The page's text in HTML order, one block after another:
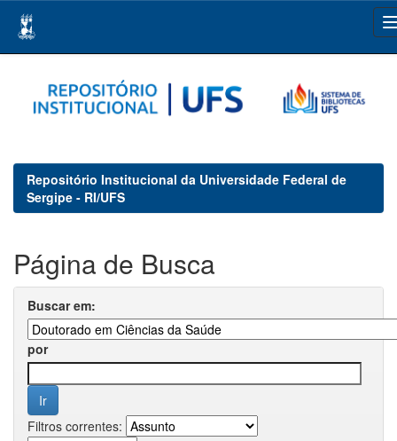
navigation
Repositório Institucional da Universidade Federal de
Sergipe - RI/UFS
Página de Busca
Buscar em:
por
Filtros correntes: